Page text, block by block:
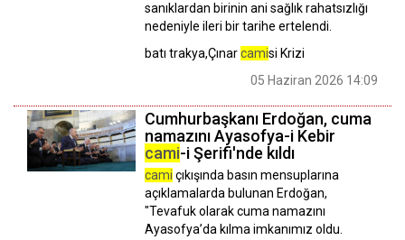
sanıklardan birinin ani sağlık rahatsızlığı
nedeniyle ileri bir tarihe ertelendi.
batı trakya,Çınarcamisi Krizi
05 Haziran 2026 14:09
Cumhurbaşkanı Erdoğan, cuma
namazını Ayasofya-i Kebir
cami-i Şerifi'nde kıldı
cami çıkışında basın mensuplarına
açıklamalarda bulunan Erdoğan,
"Tevafuk olarak cuma namazını
Ayasofya’da kılma imkanımız oldu.